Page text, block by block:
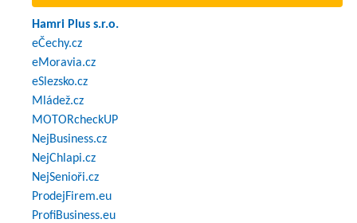
Hamri Plus s.r.o.
eČechy.cz
eMoravia.cz
eSlezsko.cz
Mládež.cz
MOTORcheckUP
NejBusiness.cz
NejChlapi.cz
NejSenioři.cz
ProdejFirem.eu
ProfiBusiness.eu